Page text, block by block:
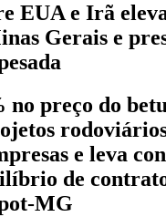
EUA e Irã
Gerais e
no preço do
e leva
de
MG